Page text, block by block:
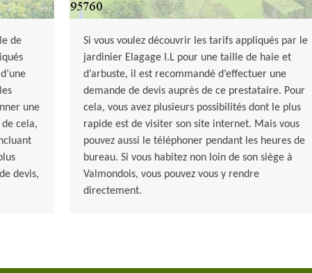
de
une
cela,
devis,
Si vous voulez découvrir les tarifs appliqués par le
jardinier Elagage I.L pour une taille de haie et
d’arbuste, il est recommandé d’effectuer une
demande de devis auprès de ce prestataire. Pour
cela, vous avez plusieurs possibilités dont le plus
rapide est de visiter son site internet. Mais vous
pouvez aussi le téléphoner pendant les heures de
bureau. Si vous habitez non loin de son siège à
Valmondois, vous pouvez vous y rendre
directement.